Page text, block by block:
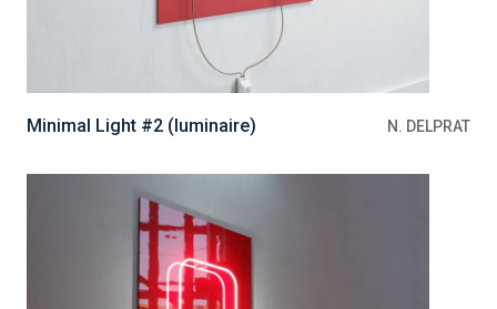
Minimal Light #2 (luminaire) N. DELPRAT